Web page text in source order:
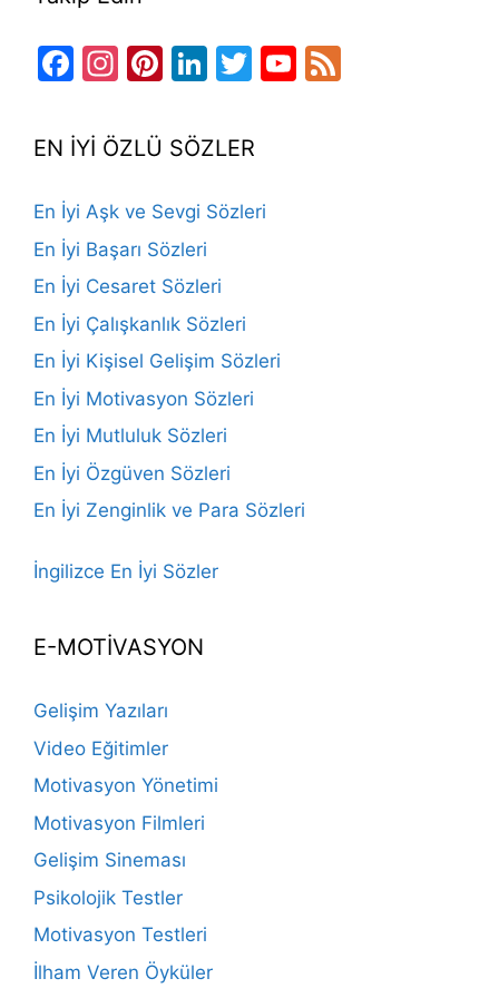
Facebook
Instagram
Pinterest
LinkedIn
TwitterYouTube
EN İYİ ÖZLÜ SÖZLER
En İyi Aşk ve Sevgi Sözleri
En İyi Başarı Sözleri
En İyi Cesaret Sözleri
En İyi Çalışkanlık Sözleri
En İyi Kişisel Gelişim Sözleri
En İyi Motivasyon Sözleri
En İyi Mutluluk Sözleri
En İyi Özgüven Sözleri
En İyi Zenginlik ve Para Sözleri
İngilizce En İyi Sözler
E-MOTİVASYON
Gelişim Yazıları
Video Eğitimler
Motivasyon Yönetimi
Motivasyon Filmleri
Gelişim Sineması
Psikolojik Testler
Motivasyon Testleri
İlham Veren Öyküler